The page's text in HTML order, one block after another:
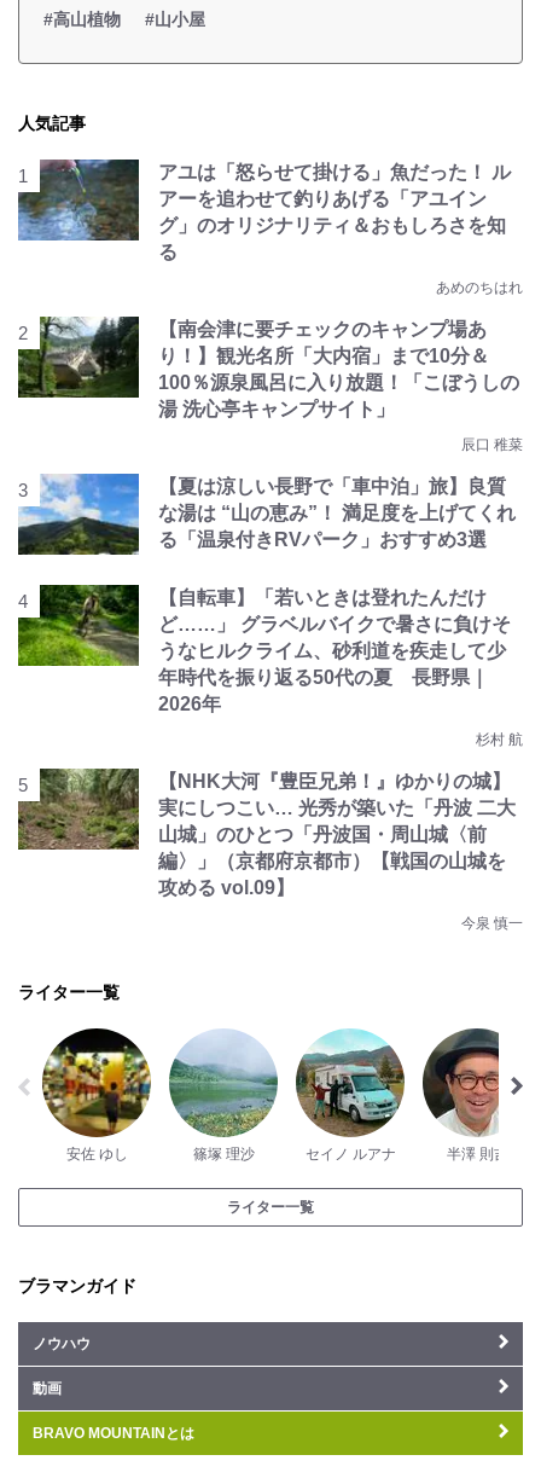
#高山植物
#山小屋
人気記事
アユは「怒らせて掛ける」魚だった！ ル
アーを追わせて釣りあげる「アユイン
グ」のオリジナリティ＆おもしろさを知
る
あめのちはれ
【南会津に要チェックのキャンプ場あ
り！】観光名所「大内宿」まで10分＆
100％源泉風呂に入り放題！「こぼうしの
湯 洗心亭キャンプサイト」
辰口 稚菜
【夏は涼しい長野で「車中泊」旅】良質
な湯は “山の恵み”！ 満足度を上げてくれ
る「温泉付きRVパーク」おすすめ3選
【自転車】「若いときは登れたんだけ
ど……」 グラベルバイクで暑さに負けそ
うなヒルクライム、砂利道を疾走して少
年時代を振り返る50代の夏 長野県｜
2026年
杉村 航
【NHK大河『豊臣兄弟！』ゆかりの城】
実にしつこい… 光秀が築いた「丹波 二大
山城」のひとつ「丹波国・周山城〈前
編〉」（京都府京都市）【戦国の山城を
攻める vol.09】
今泉 慎一
ライター一覧
安佐 ゆし 篠塚 理沙 セイノ ルアナ 半澤 則吉
ライター一覧
ブラマンガイド
ノウハウ
動画
BRAVO MOUNTAINとは